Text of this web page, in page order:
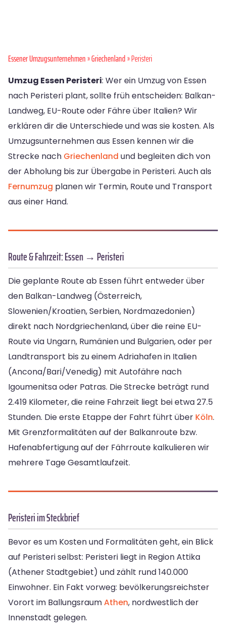
Essener Umzugsunternehmen»Griechenland» Peristeri
Umzug Essen Peristeri: Wer ein Umzug von Essen
nach Peristeri plant, sollte früh entscheiden: Balkan-
Landweg, EU-Route oder Fähre über Italien? Wir
erklären dir die Unterschiede und was sie kosten. Als
Umzugsunternehmen aus Essen kennen wir die
Strecke nach Griechenland und begleiten dich von
der Abholung bis zur Übergabe in Peristeri. Auch als
Fernumzug planen wir Termin, Route und Transport
aus einer Hand.
Route & Fahrzeit: Essen → Peristeri
Die geplante Route ab Essen führt entweder über
den Balkan-Landweg (Österreich,
Slowenien/Kroatien, Serbien, Nordmazedonien)
direkt nach Nordgriechenland, über die reine EU-
Route via Ungarn, Rumänien und Bulgarien, oder per
Landtransport bis zu einem Adriahafen in Italien
(Ancona/Bari/Venedig) mit Autofähre nach
Igoumenitsa oder Patras. Die Strecke beträgt rund
2.419 Kilometer, die reine Fahrzeit liegt bei etwa 27.5
Stunden. Die erste Etappe der Fahrt führt über Köln.
Mit Grenzformalitäten auf der Balkanroute bzw.
Hafenabfertigung auf der Fährroute kalkulieren wir
mehrere Tage Gesamtlaufzeit.
Peristeri im Steckbrief
Bevor es um Kosten und Formalitäten geht, ein Blick
auf Peristeri selbst: Peristeri liegt in Region Attika
(Athener Stadtgebiet) und zählt rund 140.000
Einwohner. Ein Fakt vorweg: bevölkerungsreichster
Vorort im BallungsraumAthen, nordwestlich der
Innenstadt gelegen.